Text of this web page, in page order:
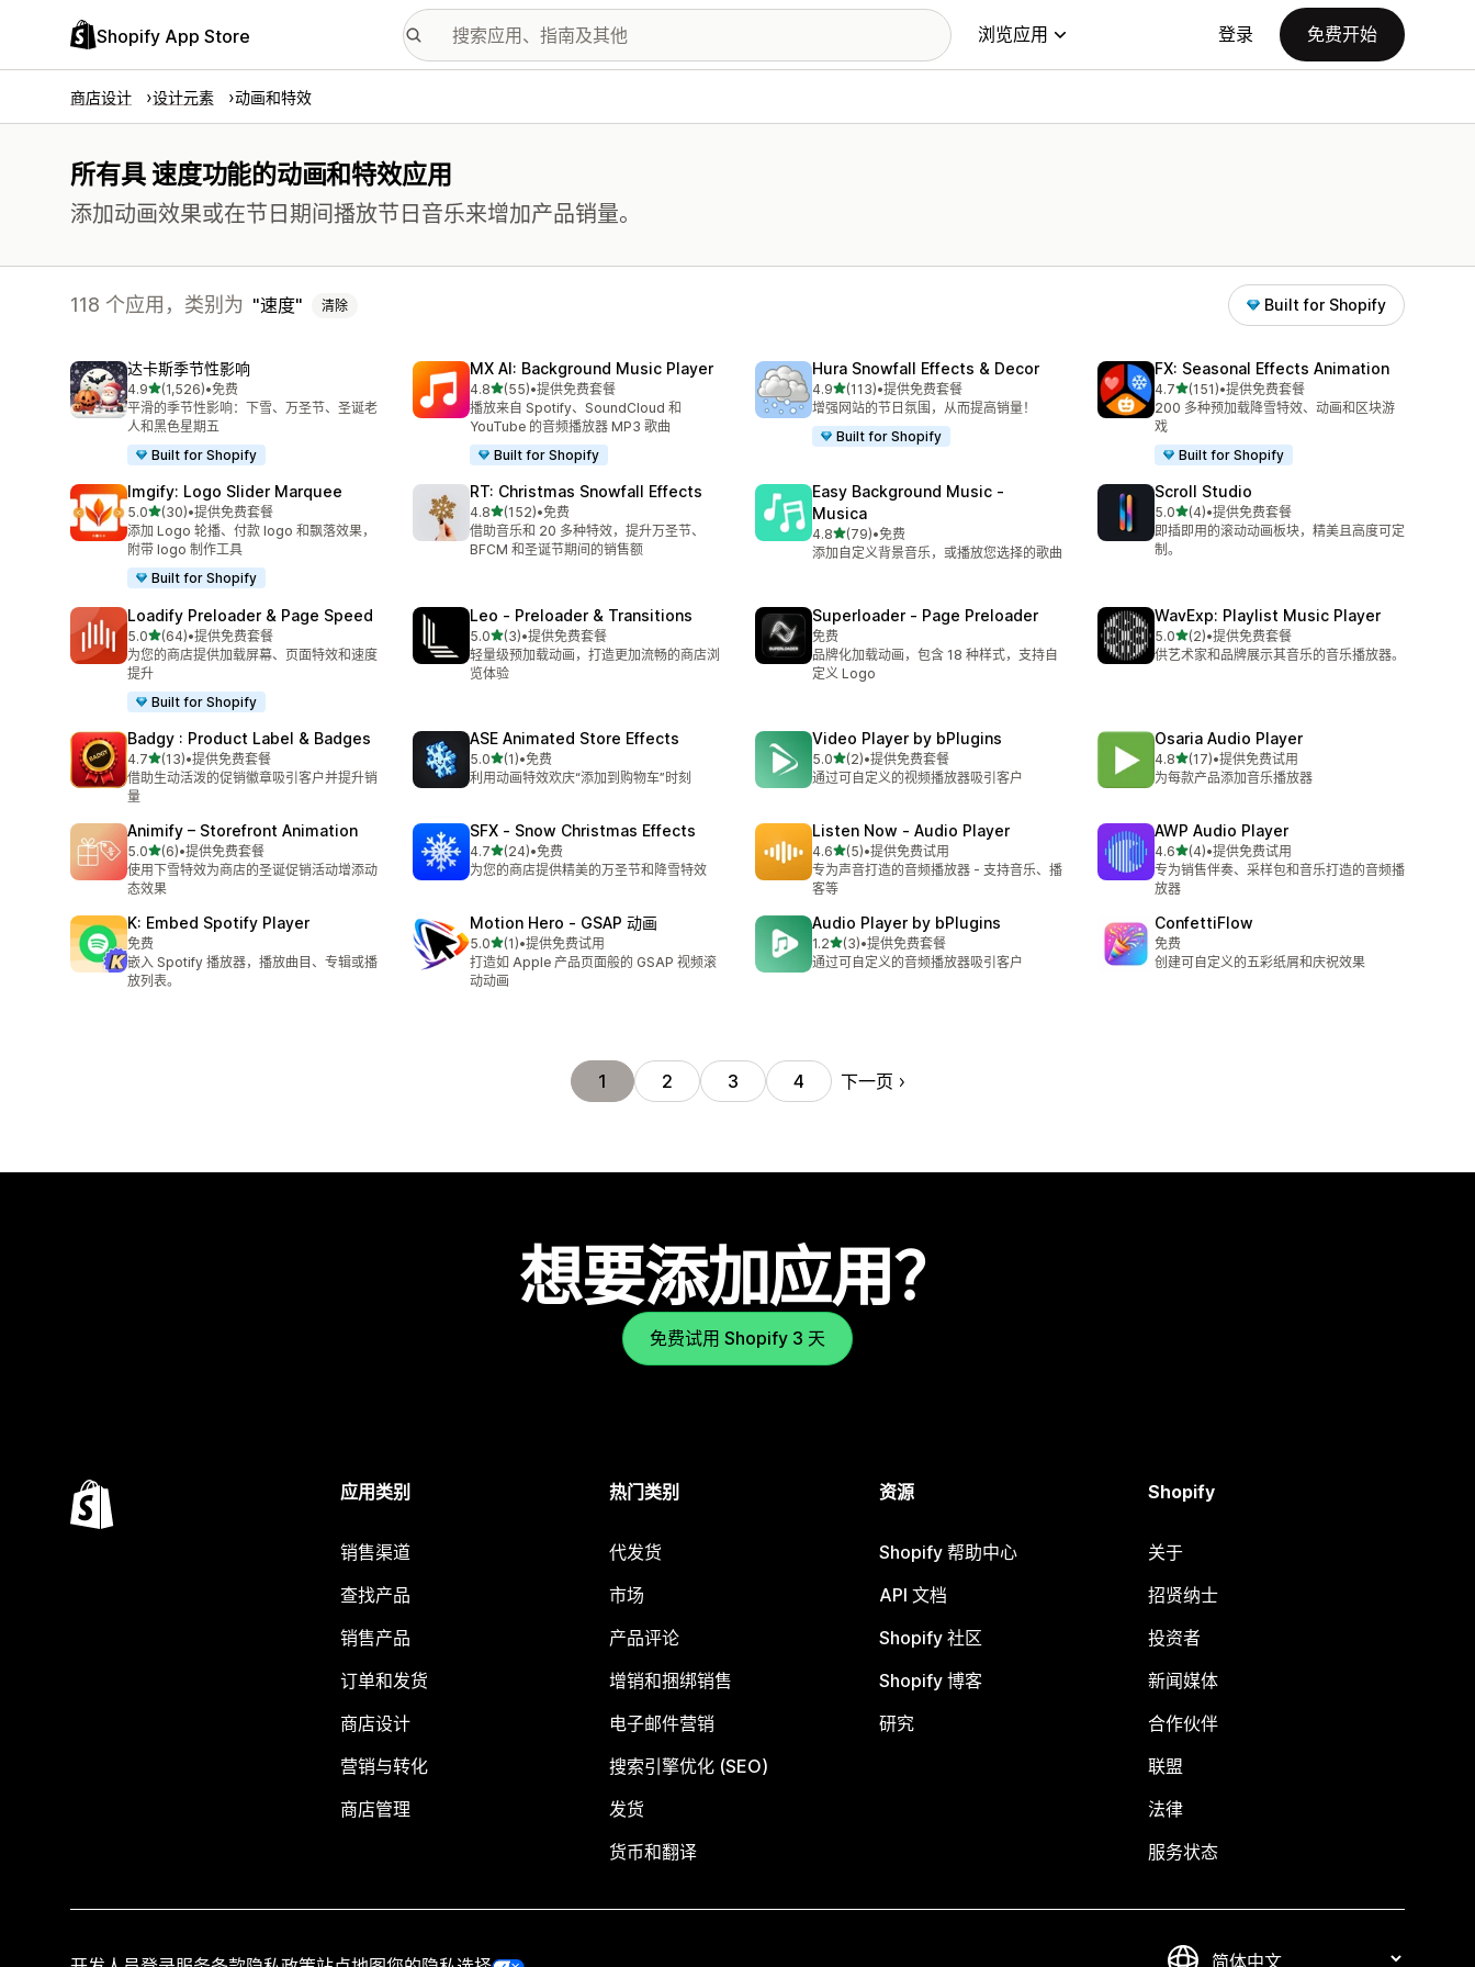
Shopify App Store 浏览应用 登录 免费开始
商店设计 设计元素 动画和特效
所有具 速度功能的动画和特效应用
添加动画效果或在节日期间播放节日音乐来增加产品销量。
118 个应用，类别为 速度 清除 Built for Shopify
达卡斯季节性影响
4.9星（满分 5 星）
(1,526)
总共 1526 条评论
•免费
平滑的季节性影响：下雪、万圣节、圣诞老
人和黑色星期五
Built for Shopify
MX AI: Background Music Player
4.8星（满分 5 星）
(55)
总共 55 条评论
•提供免费套餐
播放来自 Spotify、SoundCloud 和
YouTube 的音频播放器 MP3 歌曲
Built for Shopify
Hura Snowfall Effects & Decor
4.9星（满分 5 星）
(113)
总共 113 条评论
•提供免费套餐
增强网站的节日氛围，从而提高销量！
Built for Shopify
FX: Seasonal Effects Animation
4.7星（满分 5 星）
(151)
总共 151 条评论
•提供免费套餐
200 多种预加载降雪特效、动画和区块游
戏
Built for Shopify
Imgify: Logo Slider Marquee
5.0星（满分 5 星）
(30)
总共 30 条评论
•提供免费套餐
添加 Logo 轮播、付款 logo 和飘落效果，
附带 logo 制作工具
Built for Shopify
RT: Christmas Snowfall Effects
4.8星（满分 5 星）
(152)
总共 152 条评论
•免费
借助音乐和 20 多种特效，提升万圣节、
BFCM 和圣诞节期间的销售额
Easy Background Music ‑
Musica
4.8星（满分 5 星）
(79)
总共 79 条评论
•免费
添加自定义背景音乐，或播放您选择的歌曲
Scroll Studio
5.0星（满分 5 星）
(4)
总共 4 条评论
•提供免费套餐
即插即用的滚动动画板块，精美且高度可定
制。
Loadify Preloader & Page Speed
5.0星（满分 5 星）
(64)
总共 64 条评论
•提供免费套餐
为您的商店提供加载屏幕、页面特效和速度
提升
Built for Shopify
Leo ‑ Preloader & Transitions
5.0星（满分 5 星）
(3)
总共 3 条评论
•提供免费套餐
轻量级预加载动画，打造更加流畅的商店浏
览体验
Superloader ‑ Page Preloader
免费
品牌化加载动画，包含 18 种样式，支持自
定义 Logo
WavExp: Playlist Music Player
5.0星（满分 5 星）
(2)
总共 2 条评论
•提供免费套餐
供艺术家和品牌展示其音乐的音乐播放器。
Badgy : Product Label & Badges
4.7星（满分 5 星）
(13)
总共 13 条评论
•提供免费套餐
借助生动活泼的促销徽章吸引客户并提升销
量
ASE Animated Store Effects
5.0星（满分 5 星）
(1)
总共 1 条评论
•免费
利用动画特效欢庆“添加到购物车”时刻
Video Player by bPlugins
5.0星（满分 5 星）
(2)
总共 2 条评论
•提供免费套餐
通过可自定义的视频播放器吸引客户
Osaria Audio Player
4.8星（满分 5 星）
(17)
总共 17 条评论
•提供免费试用
为每款产品添加音乐播放器
Animify – Storefront Animation
5.0星（满分 5 星）
(6)
总共 6 条评论
•提供免费套餐
使用下雪特效为商店的圣诞促销活动增添动
态效果
SFX ‑ Snow Christmas Effects
4.7星（满分 5 星）
(24)
总共 24 条评论
•免费
为您的商店提供精美的万圣节和降雪特效
Listen Now ‑ Audio Player
4.6星（满分 5 星）
(5)
总共 5 条评论
•提供免费试用
专为声音打造的音频播放器 - 支持音乐、播
客等
AWP Audio Player
4.6星（满分 5 星）
(4)
总共 4 条评论
•提供免费试用
专为销售伴奏、采样包和音乐打造的音频播
放器
K: Embed Spotify Player
免费
嵌入 Spotify 播放器，播放曲目、专辑或播
放列表。
Motion Hero ‑ GSAP 动画
5.0星（满分 5 星）
(1)
总共 1 条评论
•提供免费试用
打造如 Apple 产品页面般的 GSAP 视频滚
动动画
Audio Player by bPlugins
1.2星（满分 5 星）
(3)
总共 3 条评论
•提供免费套餐
通过可自定义的音频播放器吸引客户
ConfettiFlow
免费
创建可自定义的五彩纸屑和庆祝效果
1 2 3 4 下一页
想要添加应用？
免费试用 Shopify 3 天
应用类别
销售渠道
查找产品
销售产品
订单和发货
商店设计
营销与转化
商店管理
热门类别
代发货
市场
产品评论
增销和捆绑销售
电子邮件营销
搜索引擎优化 (SEO)
发货
货币和翻译
资源
Shopify 帮助中心
API 文档
Shopify 社区
Shopify 博客
研究
Shopify
关于
招贤纳士
投资者
新闻媒体
合作伙伴
联盟
法律
服务状态